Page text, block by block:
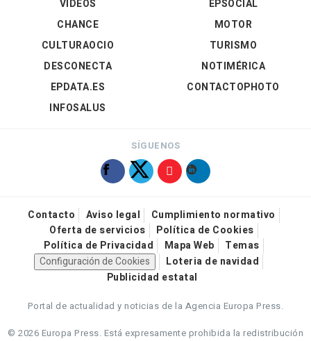
VÍDEOS
EPSOCIAL
CHANCE
CULTURAOCIO
DESCONECTA
EPDATA.ES
INFOSALUS
MOTOR
TURISMO
NOTIMÉRICA
CONTACTOPHOTO
SÍGUENOS
Contacto Aviso legal
Cumplimiento normativo
Oferta de servicios
Política de Cookies
Política de Privacidad
Mapa Web
Temas
Configuración de Cookies
Loteria de navidad
Publicidad estatal
Portal de actualidad y noticias de la Agencia Europa Press.
© 2026 Europa Press. Está expresamente prohibida la redistribución